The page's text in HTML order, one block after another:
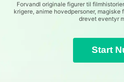
Forvandl originale figurer til
krigere, anime hovedpersoner,
drevet eventyr
Start